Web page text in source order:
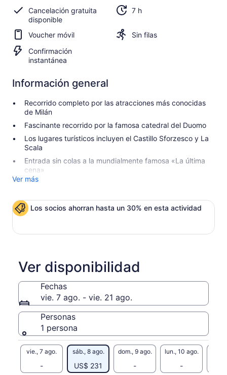
Ver 247
opinionesCancelación gratuita
disponible
7 h
Voucher móvil
Sin filas
Confirmación
instantánea
Información general
Recorrido completo por las atracciones más conocidas
de Milán
Fascinante recorrido por la famosa catedral del Duomo
Los lugares turísticos incluyen el Castillo Sforzesco y La
Scala
Entrada sin colas a la mundialmente famosa «La última
cena»
Ver más
Los socios ahorran hasta un 30% en esta actividad
Ver disponibilidad
Fechas
vie. 7 ago. - vie. 21 ago.
Personas
1 persona
vie., 7 ago.
-
sáb., 8 ago.
US$ 231
dom., 9 ago.
-
lun., 10 ago.
-